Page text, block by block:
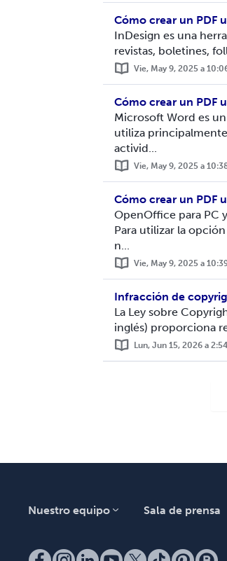
Cómo crear un PDF
InDesign es una
revistas, boletines,
Vie, May 9, 2025 a
Cómo crear un PDF
Microsoft Word es
utiliza
activid...
Vie, May 9, 2025 a
Cómo crear un PDF
OpenOffice para PC
Para utilizar la
n...
Vie, May 9, 2025 a
Infracción de
La Ley sobre
inglés) proporciona
Lun, Jun 15, 2026 a
Nuestro equipo Sala de prensa